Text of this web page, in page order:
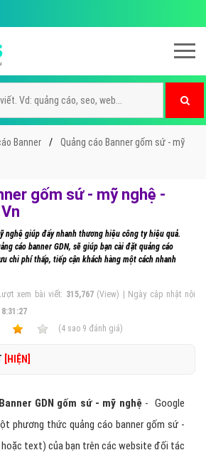
Banner
Quảng cáo Banner gốm sứ - mỹ
gốm sứ - mỹ nghệ -
nghệ giúp đẩy nhanh thương hiệu công ty hiệu quả.
cáo banner GDN, sẽ giúp bạn cài đặt quảng cáo
chi phí thấp, tiếp cận khách hàng một cách nhanh
xem bài viết: 315,767(View) | Ngày cập nhật nội
(4 sao 9 đánh giá)
[HIỆN]
GDN gốm sứ - mỹ nghệ - Google
phương thức quảng cáo banner gốm sứ -
hoặc text) của bạn trên các website đối tác